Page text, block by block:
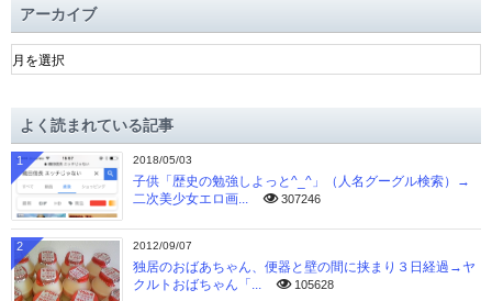
アーカイブ
ア
ー
ブよく読まれている記事
2018/05/03
子供「歴史の勉強しよっと^_^」（人名グーグル検索）→
二次美少女エロ画...
307246
1
2012/09/07
独居のおばあちゃん、便器と壁の間に挟まり３日経過→ヤ
クルトおばちゃん「...
105628
2